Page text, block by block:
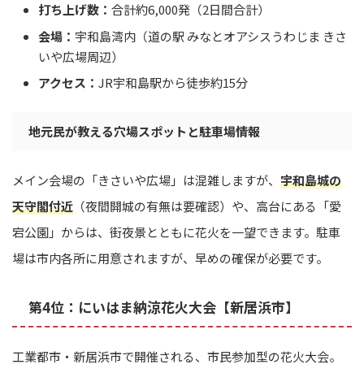
打ち上げ数： 合計約6,000発（2日間合計）
会場： 宇和島湾内（道の駅 みなとオアシスうわじま きさ
いや広場周辺）
アクセス： JR宇和島駅から徒歩約15分
地元民が教える穴場スポットと駐車場情報
メイン会場の「きさいや広場」は混雑しますが、 宇和島城の
天守閣付近 （夜間開城の有無は要確認）や、高台にある「愛
宕公園」からは、街夜景とともに花火を一望できます。駐車
場は市内各所に用意されますが、早めの確保が必要です。
第4位：にいはま納涼花火大会【新居浜市】
工業都市・新居浜市で開催される、市民参加型の花火大会。